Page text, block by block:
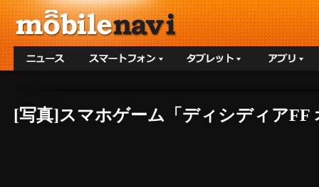
[写真]スマホゲーム「ディシディアFF